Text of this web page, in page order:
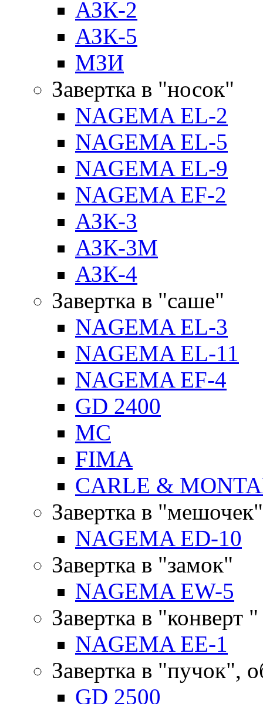
АЗК-2
АЗК-5
МЗИ
Завертка в "носок"
NAGEMA EL-2
NAGEMA EL-5
NAGEMA EL-9
NAGEMA EF-2
АЗК-3
АЗК-3М
АЗК-4
Завертка в "саше"
NAGEMA EL-3
NAGEMA EL-11
NAGEMA EF-4
GD 2400
MC
FIMA
CARLE &
Завертка в "мешочек"
NAGEMA ED-10
Завертка в "замок"
NAGEMA EW-5
Завертка в "конверт "
NAGEMA EE-1
Завертка в "пучок",
GD 2500